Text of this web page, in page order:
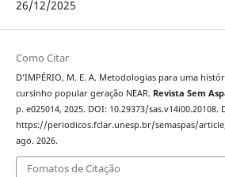
26/12/2025
Como Citar
D’IMPÉRIO, M. E. A. Metodologias para uma
cursinho popular geração NEAR. Revista Sem
p. e025014, 2025. DOI: 10.29373/sas.v14i00.20108.
https://periodicos.fclar.unesp.br/semaspas/
ago. 2026.
Fomatos de Citação